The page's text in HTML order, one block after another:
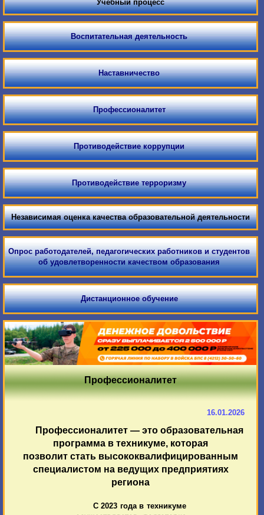
Учебный процесс
Воспитательная деятельность
Наставничество
Профессионалитет
Противодействие коррупции
Противодействие терроризму
Независимая оценка качества образовательной деятельности
Опрос работодателей, педагогических работников и студентов
об удовлетворенности качеством образования
Дистанционное обучение
Профессионалитет
16.01.2026
Профессионалитет — это образовательная
программа в техникуме, которая
позволит стать высококвалифицированным
специалистом на ведущих предприятиях
региона
С 2023 года в техникуме